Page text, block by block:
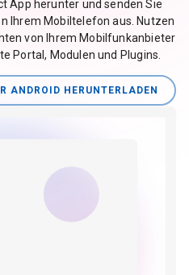
App herunter und senden Sie
Ihrem Mobiltelefon aus. Nutzen
von Ihrem Mobilfunkanbieter
Portal, Modulen und Plugins.
ANDROID HERUNTERLADEN